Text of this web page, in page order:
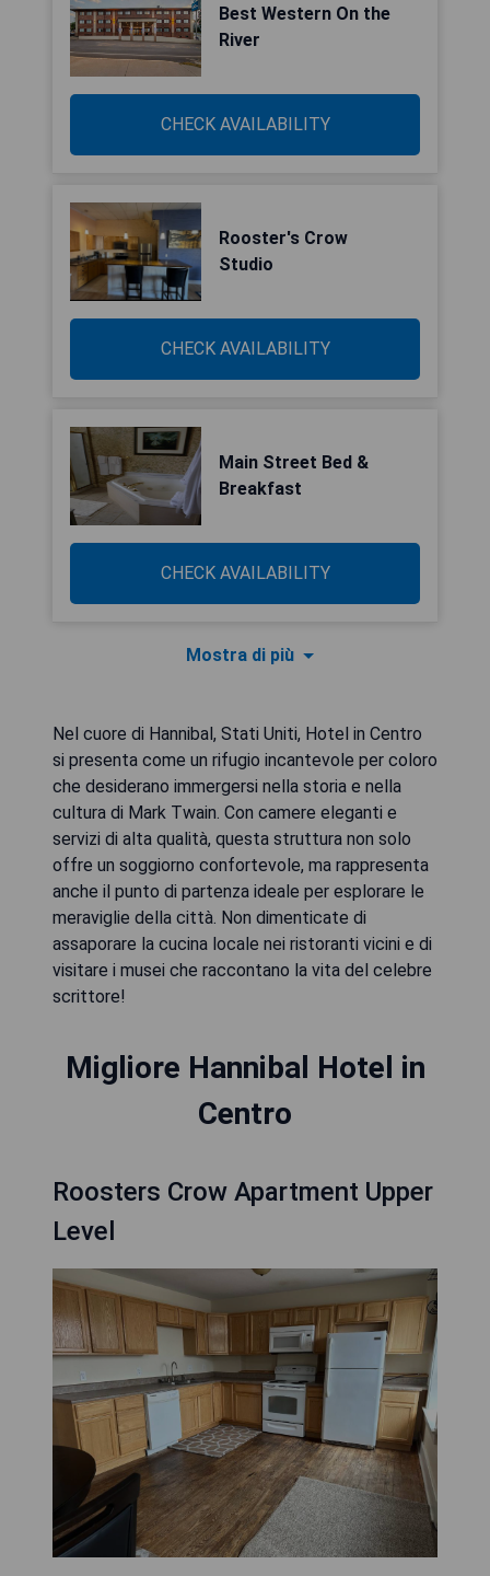
Best Western On the
River
CHECK AVAILABILITY
Rooster's Crow
Studio
CHECK AVAILABILITY
Main Street Bed &
Breakfast
CHECK AVAILABILITY
Mostra di più
Nel cuore di Hannibal, Stati Uniti, Hotel in Centro
si presenta come un rifugio incantevole per coloro
che desiderano immergersi nella storia e nella
cultura di Mark Twain. Con camere eleganti e
servizi di alta qualità, questa struttura non solo
offre un soggiorno confortevole, ma rappresenta
anche il punto di partenza ideale per esplorare le
meraviglie della città. Non dimenticate di
assaporare la cucina locale nei ristoranti vicini e di
visitare i musei che raccontano la vita del celebre
scrittore!
Migliore Hannibal Hotel in
Centro
Roosters Crow Apartment Upper
Level